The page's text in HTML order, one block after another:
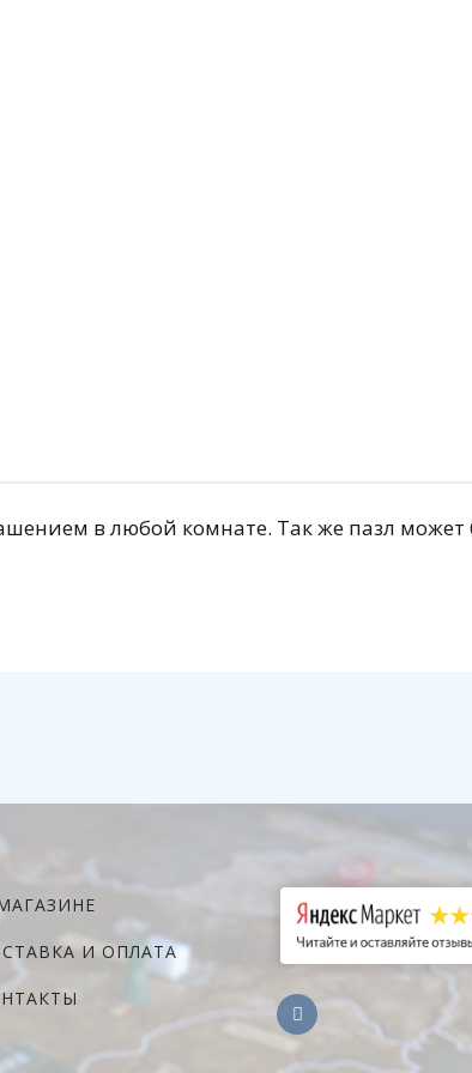
в любой комнате. Так же пазл может
И ОПЛАТА